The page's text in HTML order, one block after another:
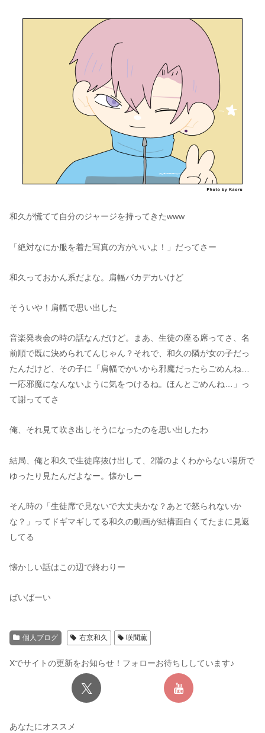
和久が慌てて自分のジャージを持ってきたwww
「絶対なにか服を着た写真の方がいいよ！」だってさー
和久っておかん系だよな。肩幅バカデカいけど
そういや！肩幅で思い出した
音楽発表会の時の話なんだけど。まあ、生徒の座る席ってさ、名
前順で既に決められてんじゃん？それで、和久の隣が女の子だっ
たんだけど、その子に「肩幅でかいから邪魔だったらごめんね…
一応邪魔になんないように気をつけるね。ほんとごめんね…」っ
て謝っててさ
俺、それ見て吹き出しそうになったのを思い出したわ
結局、俺と和久で生徒席抜け出して、2階のよくわからない場所で
ゆったり見たんだよなー。懐かしー
そん時の「生徒席で見ないで大丈夫かな？あとで怒られないか
な？」ってドギマギしてる和久の動画が結構面白くてたまに見返
してる
懐かしい話はこの辺で終わりー
ばいばーい
個人ブログ 右京和久 咲間薫
Xでサイトの更新をお知らせ！フォローお待ちししています♪
あなたにオススメ